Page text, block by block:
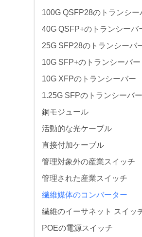
100G QSFP28のトランシー
40G QSFP+のトランシーバ
25G SFP28のトランシーバ
10G SFP+のトランシーバー
10G XFPのトランシーバー
1.25G SFPのトランシーバー
銅モジュール
活動的な光ケーブル
直接付加ケーブル
管理対象外の産業スイッチ
管理された産業スイッチ
繊維媒体のコンバーター
繊維のイーサネット スイッ
POEの電源スイッチ